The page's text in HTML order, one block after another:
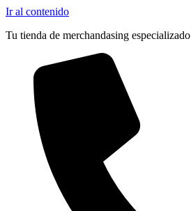
Ir al contenido
Tu tienda de merchandasing especializado